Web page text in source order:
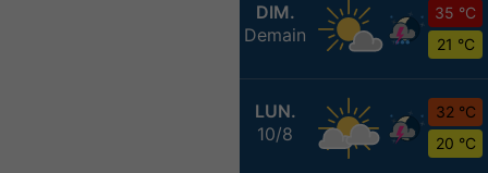
DIM.
Demain
35 °C
21 °C
LUN.
10/8
32 °C
20 °C